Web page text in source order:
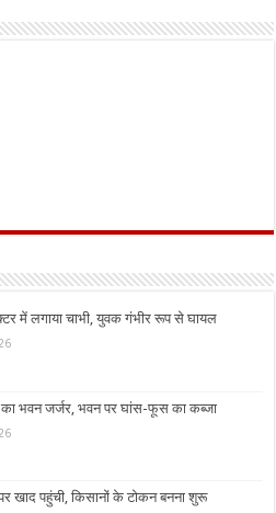
में लगाया चाभी, युवक गंभीर रूप से घायल
भवन जर्जर, भवन पर घांस-फूस का कब्जा
खाद पहुंची, किसानों के टोकन बनना शुरू